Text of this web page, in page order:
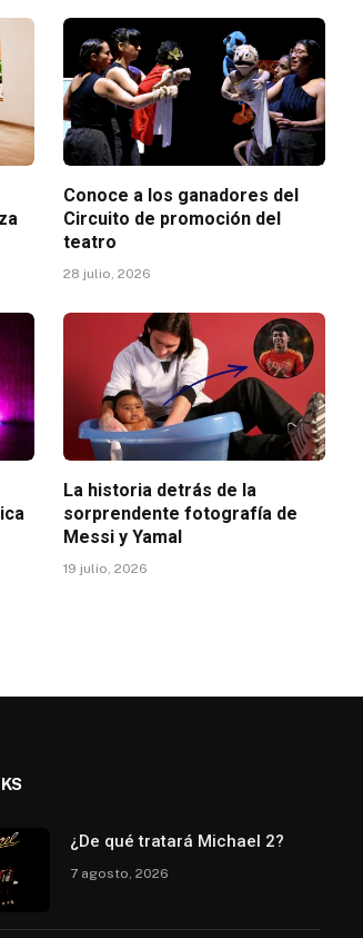
Conoce a los ganadores del
Circuito de promoción del
teatro
28 julio, 2026
La historia detrás de la
sorprendente fotografía de
Messi y Yamal
19 julio, 2026
¿De qué tratará Michael 2?
7 agosto, 2026